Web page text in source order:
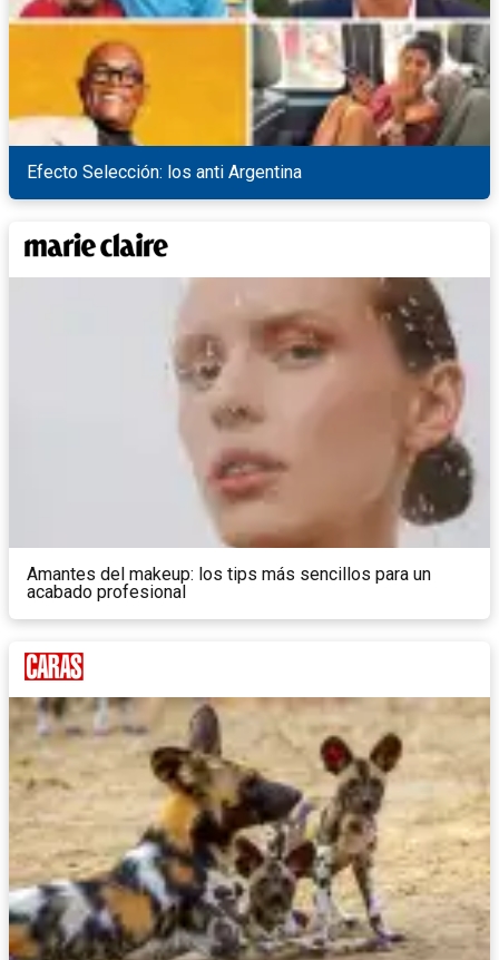
Efecto Selección: los anti Argentina
Amantes del makeup: los tips más sencillos para un
acabado profesional